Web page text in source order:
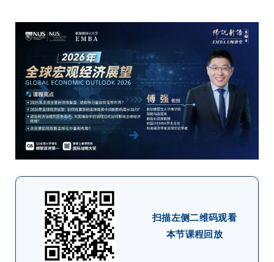
扫描左侧二维码观看
本节课程回放